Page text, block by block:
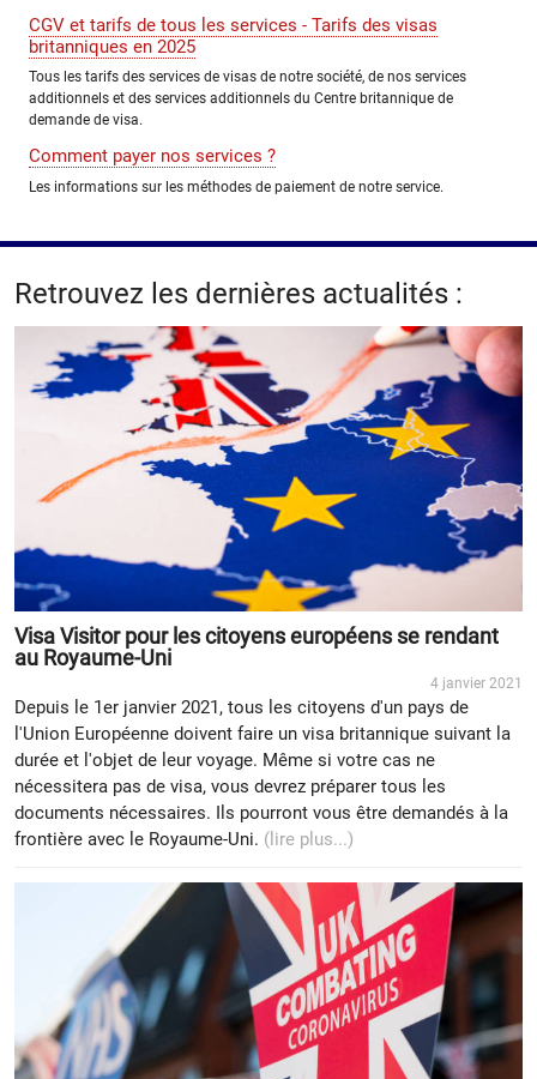
CGV et tarifs de tous les services - Tarifs des visas
britanniques en 2025
Tous les tarifs des services de visas de notre société, de nos services
additionnels et des services additionnels du Centre britannique de
demande de visa.
Comment payer nos services ?
Les informations sur les méthodes de paiement de notre service.
Retrouvez les dernières actualités :
Visa Visitor pour les citoyens européens se rendant
au Royaume-Uni
4 janvier 2021
Depuis le 1er janvier 2021, tous les citoyens d'un pays de
l'Union Européenne doivent faire un visa britannique suivant la
durée et l'objet de leur voyage. Même si votre cas ne
nécessitera pas de visa, vous devrez préparer tous les
documents nécessaires. Ils pourront vous être demandés à la
frontière avec le Royaume-Uni. (lire plus...)